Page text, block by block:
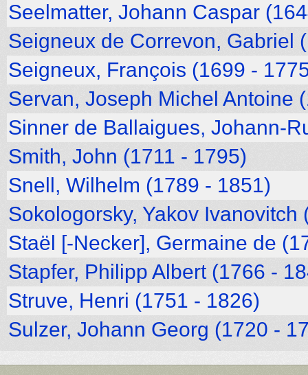
Seelmatter, Johann Caspar
Seigneux de Correvon, Gabriel
Seigneux, François (1699 -
Servan, Joseph Michel Antoine
Sinner de Ballaigues, Johann-
Smith, John (1711 - 1795)
Snell, Wilhelm (1789 - 1851)
Sokologorsky, Yakov Ivanovitch
Staël [-Necker], Germaine de
Stapfer, Philipp Albert (1766 -
Struve, Henri (1751 - 1826)
Sulzer, Johann Georg (1720 -